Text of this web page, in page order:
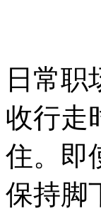
日常
收行走
住。即
保持脚